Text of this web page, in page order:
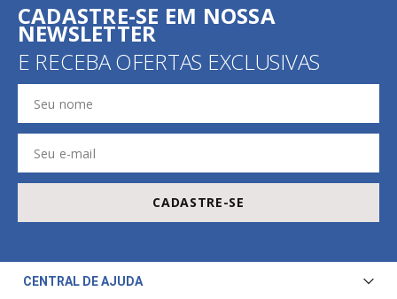
CADASTRE-SE EM NOSSA
NEWSLETTER
E RECEBA OFERTAS EXCLUSIVAS
CADASTRE-SE
CENTRAL DE AJUDA